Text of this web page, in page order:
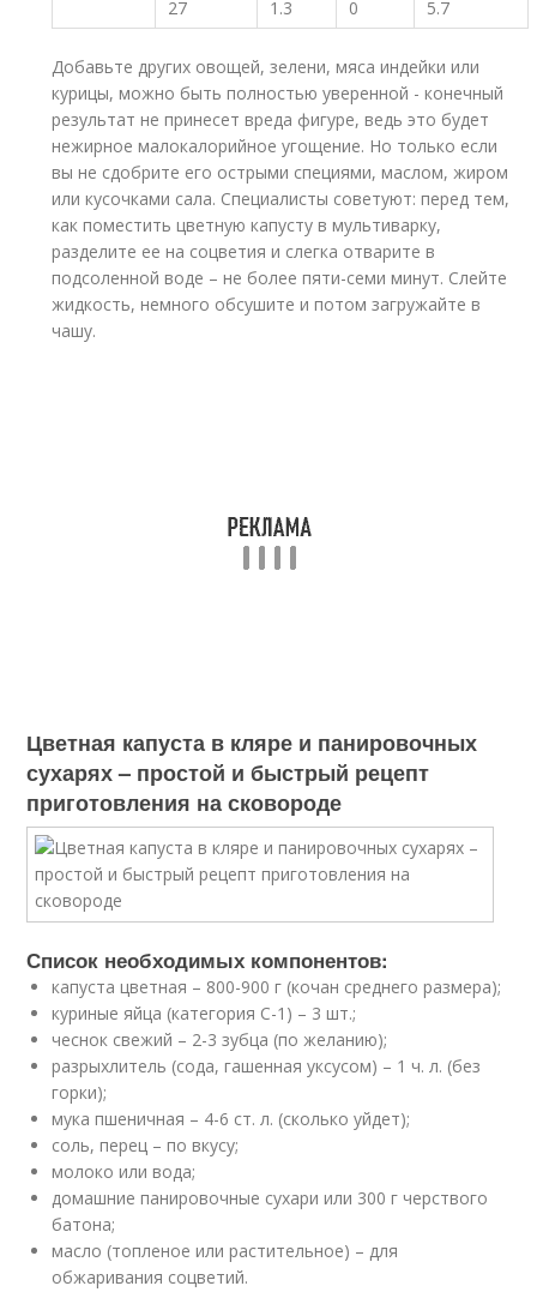
27 1.3 0 5.7
Добавьте других овощей, зелени, мяса индейки или
курицы, можно быть полностью уверенной - конечный
результат не принесет вреда фигуре, ведь это будет
нежирное малокалорийное угощение. Но только если
вы не сдобрите его острыми специями, маслом, жиром
или кусочками сала. Специалисты советуют: перед тем,
как поместить цветную капусту в мультиварку,
разделите ее на соцветия и слегка отварите в
подсоленной воде – не более пяти-семи минут. Слейте
жидкость, немного обсушите и потом загружайте в
чашу.
Цветная капуста в кляре и панировочных
сухарях – простой и быстрый рецепт
приготовления на сковороде
Список необходимых компонентов:
капуста цветная – 800-900 г (кочан среднего размера);
куриные яйца (категория С-1) – 3 шт.;
чеснок свежий – 2-3 зубца (по желанию);
разрыхлитель (сода, гашенная уксусом) – 1 ч. л. (без
горки);
мука пшеничная – 4-6 ст. л. (сколько уйдет);
соль, перец – по вкусу;
молоко или вода;
домашние панировочные сухари или 300 г черствого
батона;
масло (топленое или растительное) – для
обжаривания соцветий.